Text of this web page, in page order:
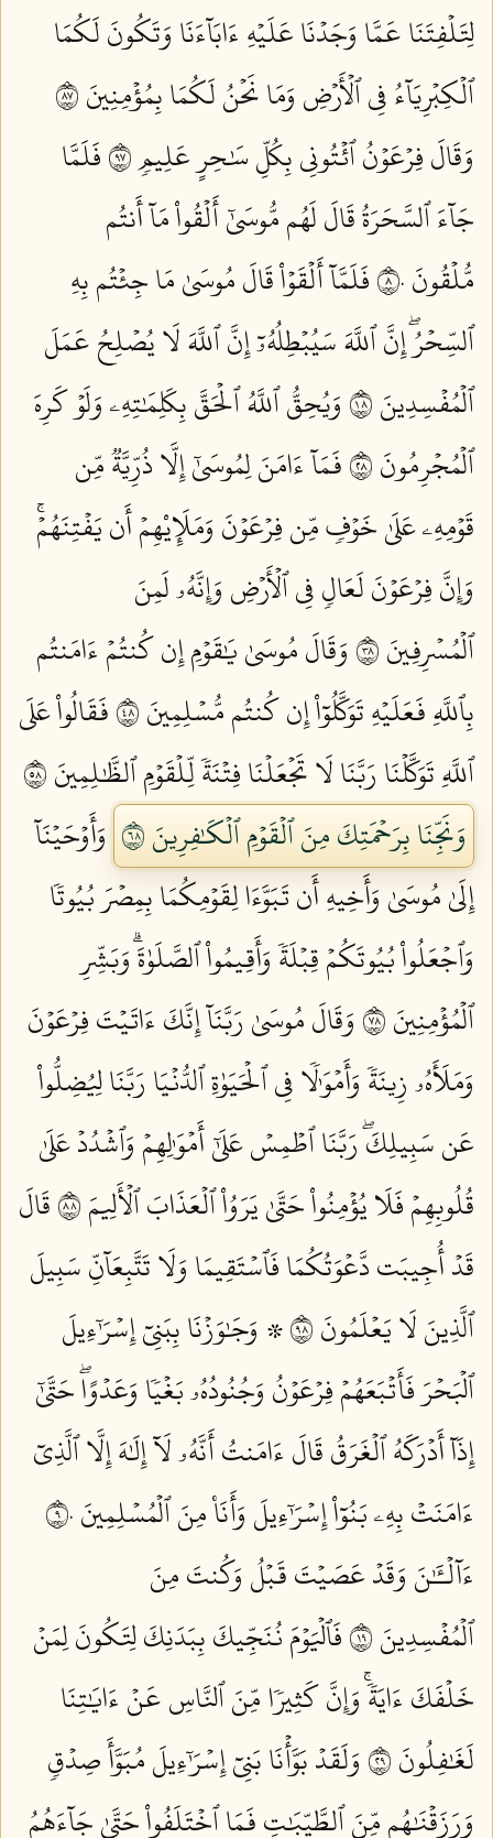
لِتَلۡفِتَنَا عَمَّا وَجَدۡنَا عَلَيۡهِ ءَابَآءَنَا وَتَكُونَ لَكُمَا
ٱلۡكِبۡرِيَآءُ فِي ٱلۡأَرۡضِ وَمَا نَحۡنُ لَكُمَا بِمُؤۡمِنِينَ ٧٨
وَقَالَ فِرۡعَوۡنُ ٱئۡتُونِي بِكُلِّ سَٰحِرٍ عَلِيمٖ ٧٩
فَلَمَّا
جَآءَ ٱلسَّحَرَةُ قَالَ لَهُم مُّوسَىٰٓ أَلۡقُواْ مَآ أَنتُم
مُّلۡقُونَ ٨٠
فَلَمَّآ أَلۡقَوۡاْ قَالَ مُوسَىٰ مَا جِئۡتُم بِهِ
ٱلسِّحۡرُۖ إِنَّ ٱللَّهَ سَيُبۡطِلُهُۥٓ إِنَّ ٱللَّهَ لَا يُصۡلِحُ عَمَلَ
ٱلۡمُفۡسِدِينَ ٨١
وَيُحِقُّ ٱللَّهُ ٱلۡحَقَّ بِكَلِمَٰتِهِۦ وَلَوۡ كَرِهَ
ٱلۡمُجۡرِمُونَ ٨٢
فَمَآ ءَامَنَ لِمُوسَىٰٓ إِلَّا ذُرِّيَّةٞ مِّن
قَوۡمِهِۦ عَلَىٰ خَوۡفٖ مِّن فِرۡعَوۡنَ وَمَلَإِيْهِمۡ أَن يَفۡتِنَهُمۡۚ
وَإِنَّ فِرۡعَوۡنَ لَعَالٖ فِي ٱلۡأَرۡضِ وَإِنَّهُۥ لَمِنَ
ٱلۡمُسۡرِفِينَ ٨٣
وَقَالَ مُوسَىٰ يَٰقَوۡمِ إِن كُنتُمۡ ءَامَنتُم
بِٱللَّهِ فَعَلَيۡهِ تَوَكَّلُوٓاْ إِن كُنتُم مُّسۡلِمِينَ ٨٤
فَقَالُواْ عَلَى
ٱللَّهِ تَوَكَّلۡنَا رَبَّنَا لَا تَجۡعَلۡنَا فِتۡنَةٗ لِّلۡقَوۡمِ ٱلظَّٰلِمِينَ ٨٥
وَنَجِّنَا بِرَحۡمَتِكَ مِنَ ٱلۡقَوۡمِ ٱلۡكَٰفِرِينَ ٨٦
وَأَوۡحَيۡنَآ
إِلَىٰ مُوسَىٰ وَأَخِيهِ أَن تَبَوَّءَا لِقَوۡمِكُمَا بِمِصۡرَ بُيُوتٗا
وَٱجۡعَلُواْ بُيُوتَكُمۡ قِبۡلَةٗ وَأَقِيمُواْ ٱلصَّلَوٰةَۗ وَبَشِّرِ
ٱلۡمُؤۡمِنِينَ ٨٧
وَقَالَ مُوسَىٰ رَبَّنَآ إِنَّكَ ءَاتَيۡتَ فِرۡعَوۡنَ
وَمَلَأَهُۥ زِينَةٗ وَأَمۡوَٰلٗا فِي ٱلۡحَيَوٰةِ ٱلدُّنۡيَا رَبَّنَا لِيُضِلُّواْ
عَن سَبِيلِكَۖ رَبَّنَا ٱطۡمِسۡ عَلَىٰٓ أَمۡوَٰلِهِمۡ وَٱشۡدُدۡ عَلَىٰ
قُلُوبِهِمۡ فَلَا يُؤۡمِنُواْ حَتَّىٰ يَرَوُاْ ٱلۡعَذَابَ ٱلۡأَلِيمَ ٨٨
قَالَ
قَدۡ أُجِيبَت دَّعۡوَتُكُمَا فَٱسۡتَقِيمَا وَلَا تَتَّبِعَآنِّ سَبِيلَ
ٱلَّذِينَ لَا يَعۡلَمُونَ ٨٩
۞ وَجَٰوَزۡنَا بِبَنِيٓ إِسۡرَٰٓءِيلَ
ٱلۡبَحۡرَ فَأَتۡبَعَهُمۡ فِرۡعَوۡنُ وَجُنُودُهُۥ بَغۡيٗا وَعَدۡوًاۖ حَتَّىٰٓ
إِذَآ أَدۡرَكَهُ ٱلۡغَرَقُ قَالَ ءَامَنتُ أَنَّهُۥ لَآ إِلَٰهَ إِلَّا ٱلَّذِيٓ
ءَامَنَتۡ بِهِۦ بَنُوٓاْ إِسۡرَٰٓءِيلَ وَأَنَا۠ مِنَ ٱلۡمُسۡلِمِينَ ٩٠
ءَآلۡـَٰٔنَ وَقَدۡ عَصَيۡتَ قَبۡلُ وَكُنتَ مِنَ
ٱلۡمُفۡسِدِينَ ٩١
فَٱلۡيَوۡمَ نُنَجِّيكَ بِبَدَنِكَ لِتَكُونَ لِمَنۡ
خَلۡفَكَ ءَايَةٗۚ وَإِنَّ كَثِيرٗا مِّنَ ٱلنَّاسِ عَنۡ ءَايَٰتِنَا
لَغَٰفِلُونَ ٩٢
وَلَقَدۡ بَوَّأۡنَا بَنِيٓ إِسۡرَٰٓءِيلَ مُبَوَّأَ صِدۡقٖ
وَرَزَقۡنَٰهُم مِّنَ ٱلطَّيِّبَٰتِ فَمَا ٱخۡتَلَفُواْ حَتَّىٰ جَآءَهُمُ